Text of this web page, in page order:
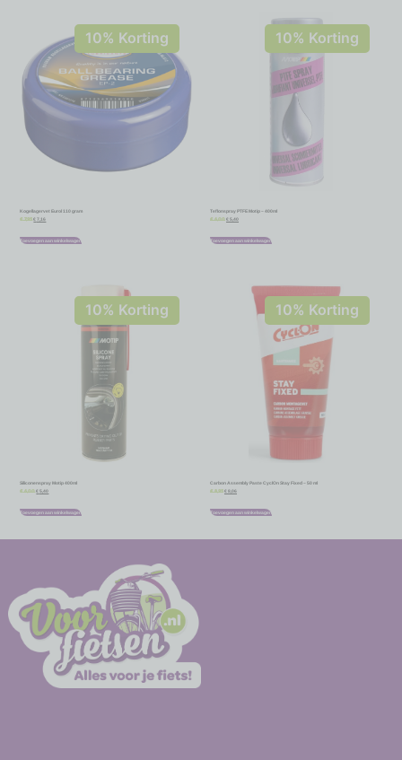
10% Korting
Kogellagervet Eurol 110 gram
€7,95 €7,16
Toevoegen aan winkelwagen
10% Korting
Teflonspray PTFE Motip – 400ml
6,00 €5,40
Toevoegen aan winkelwagen
10% Korting
Siliconenspray Motip 400ml
€6,00 €5,40
Toevoegen aan winkelwagen
10% Korting
Carbon Assembly Paste CyclOn Stay Fixed – 50 ml
8,95 €8,06
Toevoegen aan winkelwagen